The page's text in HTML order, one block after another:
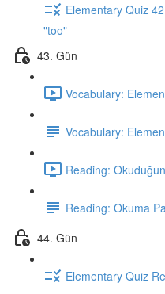
Elementary Quiz
"too"
43. Gün
Vocabulary:
Vocabulary:
Reading:
Reading: Okuma
44. Gün
Elementary Quiz